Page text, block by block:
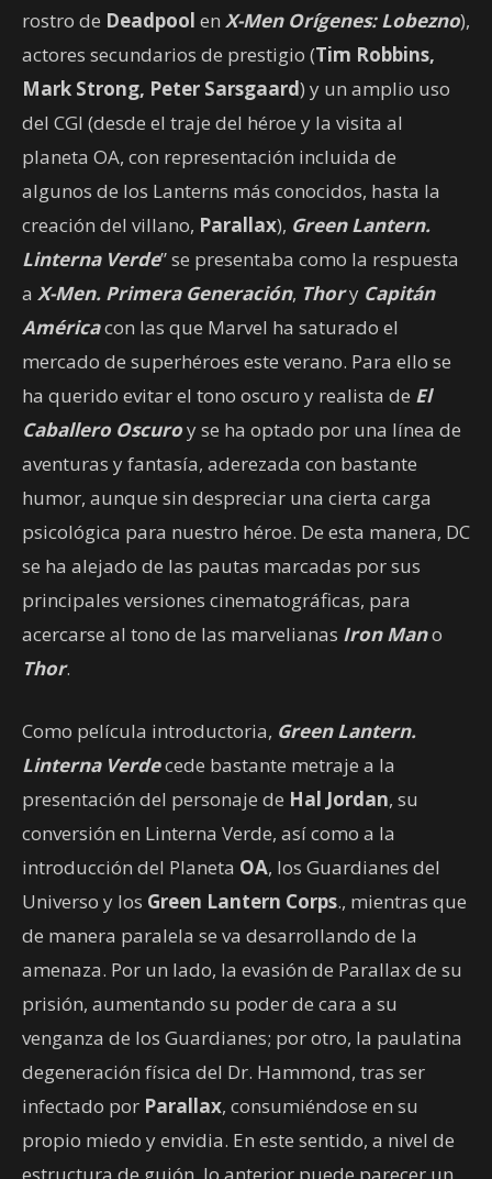
rostro de Deadpool en X-Men Orígenes: Lobezno),
actores secundarios de prestigio (Tim Robbins,
Mark Strong, Peter Sarsgaard) y un amplio uso
del CGI (desde el traje del héroe y la visita al
planeta OA, con representación incluida de
algunos de los Lanterns más conocidos, hasta la
creación del villano, Parallax), Green Lantern.
Linterna Verde” se presentaba como la respuesta
a X-Men. Primera Generación, Thory Capitán
Américacon las que Marvel ha saturado el
mercado de superhéroes este verano. Para ello se
ha querido evitar el tono oscuro y realista de El
Caballero Oscuroy se ha optado por una línea de
aventuras y fantasía, aderezada con bastante
humor, aunque sin despreciar una cierta carga
psicológica para nuestro héroe. De esta manera, DC
se ha alejado de las pautas marcadas por sus
principales versiones cinematográficas, para
acercarse al tono de las marvelianas Iron Mano
Thor.
Como película introductoria, Green Lantern.
Linterna Verdecede bastante metraje a la
presentación del personaje de Hal Jordan, su
conversión en Linterna Verde, así como a la
introducción del Planeta OA, los Guardianes del
Universo y los Green Lantern Corps., mientras que
de manera paralela se va desarrollando de la
amenaza. Por un lado, la evasión de Parallax de su
prisión, aumentando su poder de cara a su
venganza de los Guardianes; por otro, la paulatina
degeneración física del Dr. Hammond, tras ser
infectado por Parallax, consumiéndose en su
propio miedo y envidia. En este sentido, a nivel de
estructura de guión, lo anterior puede parecer un